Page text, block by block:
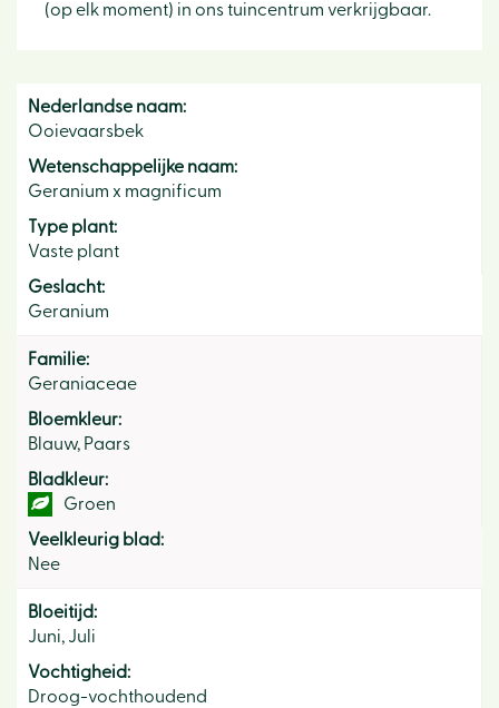
(op elk moment) in ons tuincentrum verkrijgbaar.
Nederlandse naam:
Ooievaarsbek
Wetenschappelijke naam:
Geranium x magnificum
Type plant:
Vaste plant
Geslacht:
Geranium
Familie:
Geraniaceae
Bloemkleur:
Blauw, Paars
Bladkleur:
Groen
Veelkleurig blad:
Nee
Bloeitijd:
Juni, Juli
Vochtigheid:
Droog-vochthoudend